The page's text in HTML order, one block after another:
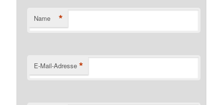
Name *
E-Mail-Adresse *